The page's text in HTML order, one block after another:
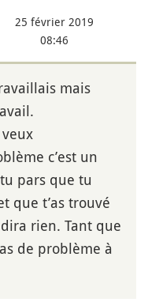
25 février 2019
08:46
mais
c’est un
pars que tu
que t’as trouvé
rien. Tant que
de problème à